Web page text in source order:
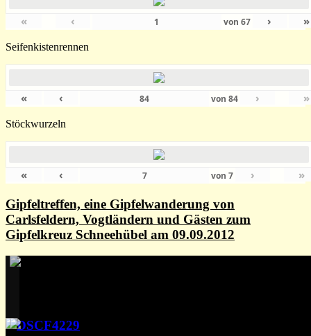
« ‹ von 67 › »
Seifenkistenrennen
« ‹ von84 › »
Stöckwurzeln
« ‹ von7 › »
Gipfeltreffen, eine Gipfelwanderung von
Carlsfeldern, Vogtländern und Gästen zum
Gipfelkreuz Schneehübel am 09.09.2012